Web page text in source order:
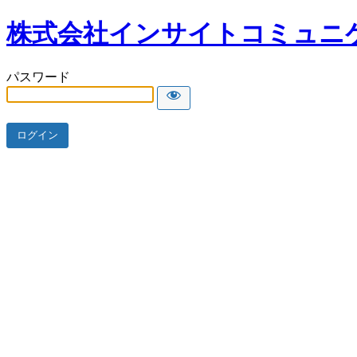
株式会社インサイトコミュニ
パスワード